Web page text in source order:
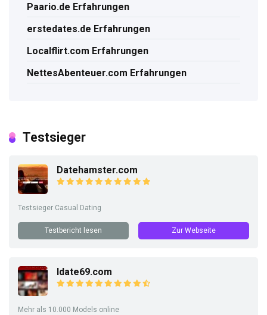
Paario.de Erfahrungen
erstedates.de Erfahrungen
Localflirt.com Erfahrungen
NettesAbenteuer.com Erfahrungen
Testsieger
Datehamster.com
Testsieger Casual Dating
Testbericht lesen Zur Webseite
Idate69.com
Mehr als 10.000 Models online